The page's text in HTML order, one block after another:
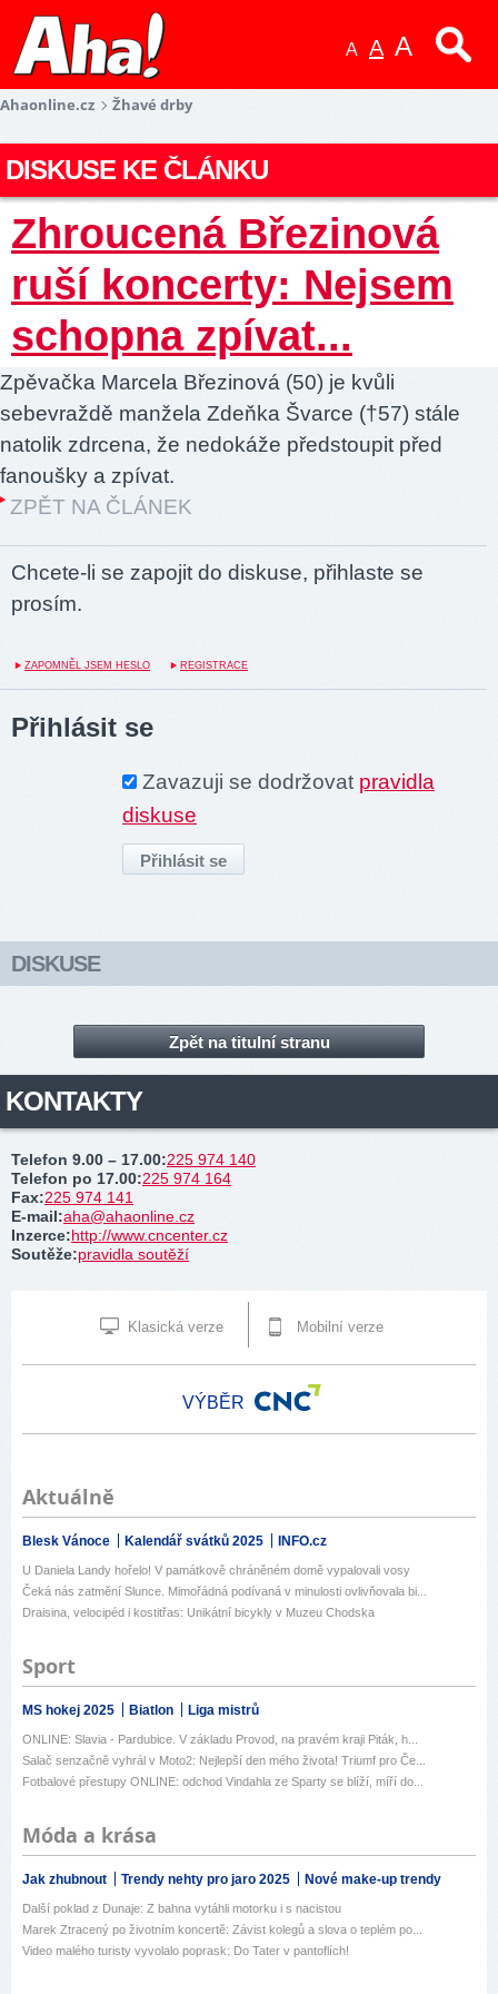
A A A
Ahaonline.cz Žhavé drby
DISKUSE KE ČLÁNKU
Zhroucená Březinová
ruší koncerty: Nejsem
schopna zpívat...
Zpěvačka Marcela Březinová (50) je kvůli
sebevraždě manžela Zdeňka Švarce (†57) stále
natolik zdrcena, že nedokáže předstoupit před
fanoušky a zpívat.
ZPĚT NA ČLÁNEK
Chcete-li se zapojit do diskuse, přihlaste se
prosím.
ZAPOMNĚL JSEM HESLO REGISTRACE
Přihlásit se
Zavazuji se dodržovat pravidla
diskuse
DISKUSE
Zpět na titulní stranu
KONTAKTY
Telefon 9.00 – 17.00:225 974 140
Telefon po 17.00:225 974 164
Fax:225 974 141
E-mail:aha@ahaonline.cz
Inzerce:http://www.cncenter.cz
Soutěže:pravidla soutěží
Klasická verze Mobilní verze
VÝBĚR
Aktuálně
Blesk Vánoce Kalendář svátků 2025 INFO.cz
U Daniela Landy hořelo! V památkově chráněném domě vypalovali vosy
Čeká nás zatmění Slunce. Mimořádná podívaná v minulosti ovlivňovala bi...
Draisina, velocipéd i kostitřas: Unikátní bicykly v Muzeu Chodska
Sport
MS hokej 2025 Biatlon Liga mistrů
ONLINE: Slavia - Pardubice. V základu Provod, na pravém kraji Piták, h...
Salač senzačně vyhrál v Moto2: Nejlepší den mého života! Triumf pro Če...
Fotbalové přestupy ONLINE: odchod Vindahla ze Sparty se blíží, míří do...
Móda a krása
Jak zhubnout Trendy nehty pro jaro 2025 Nové make-up trendy
Další poklad z Dunaje: Z bahna vytáhli motorku i s nacistou
Marek Ztracený po životním koncertě: Závist kolegů a slova o teplém po...
Video malého turisty vyvolalo poprask: Do Tater v pantoflích!